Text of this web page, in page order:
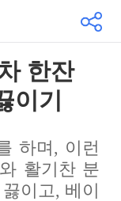
한잔
이기
하며, 이런
활기찬 분
이고, 베이